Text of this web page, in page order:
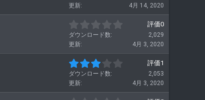
更新
4月 14, 2020
評価0
ダウンロード数
2,029
更新
4月 3, 2020
評価1
ダウンロード数
2,053
更新
4月 3, 2020